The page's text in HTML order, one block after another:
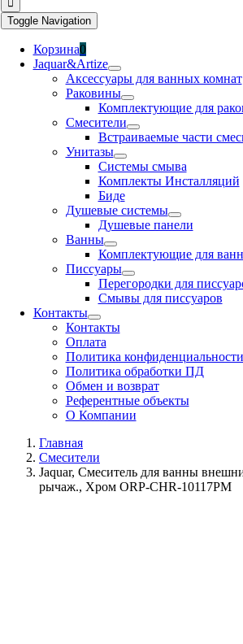
Toggle Navigation
Корзина0
Jaquar&Artize
Аксессуары для ванных комнат
Раковины
Комплектующие для
Смесители
Встраиваемые части
Унитазы
Системы смыва
Комплекты Инсталляций
Биде
Душевые системы
Душевые панели
Ванны
Комплектующие для ванн
Писсуары
Перегородки для
Смывы для писсуаров
Контакты
Контакты
Оплата
Политика конфиденциальности
Политика обработки ПД
Обмен и возврат
Референтные объекты
О Компании
Главная
Смесители
Jaquar, Смеситель для ванны
рычаж., Хром ORP-CHR-10117PM